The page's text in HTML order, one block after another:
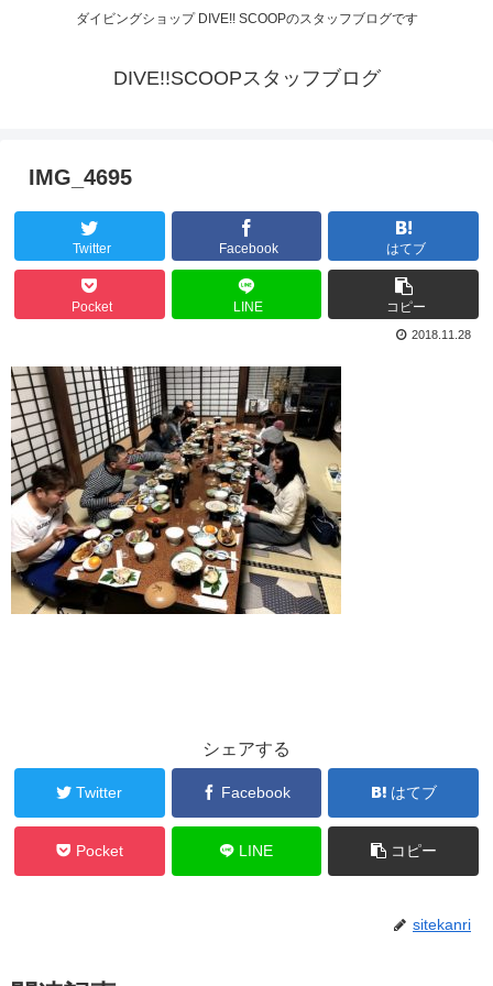
ダイビングショップ DIVE!! SCOOPのスタッフブログです
DIVE!!SCOOPスタッフブログ
IMG_4695
Twitter Facebook はてブ
Pocket LINE コピー
2018.11.28
シェアする
Twitter Facebook はてブ
Pocket LINE コピー
sitekanri